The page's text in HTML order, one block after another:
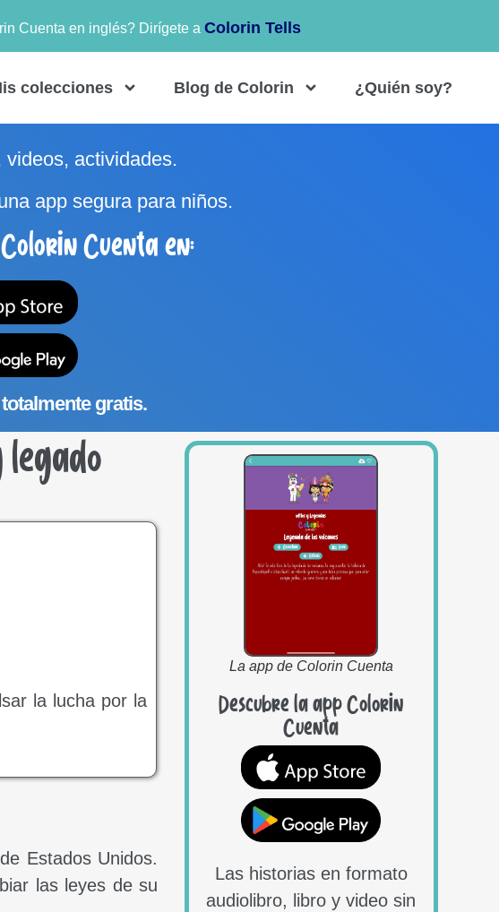
Cuenta en inglés? Dirígete a Colorin Tells
colecciones Blog de Colorin ¿Quién soy?
actividades.
app segura para niños.
Cuenta en:
gratis.
la lucha por la
Estados Unidos.
las leyes de su
La app de Colorin Cuenta
Descubre la app Colorin
Cuenta
Las historias en formato
audiolibro, libro y video sin